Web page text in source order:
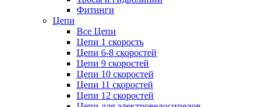
Фитинги
Цепи
Все Цепи
Цепи 1 скорость
Цепи 6-8 скоростей
Цепи 9 скоростей
Цепи 10 скоростей
Цепи 11 скоростей
Цепи 12 скоростей